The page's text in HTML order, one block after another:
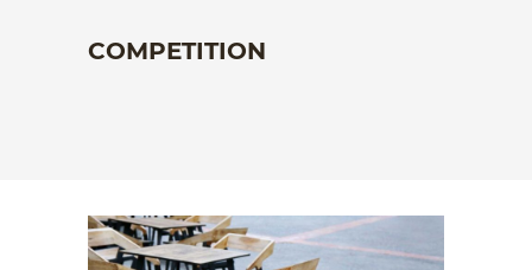
COMPETITION